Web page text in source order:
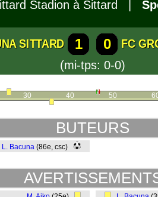
Stadion à Sittard |
SITTARD 1 0
FC
(mi-tps: 0-0)
30 40 50
BUTEURS
L. Bacuna (86e, csc)